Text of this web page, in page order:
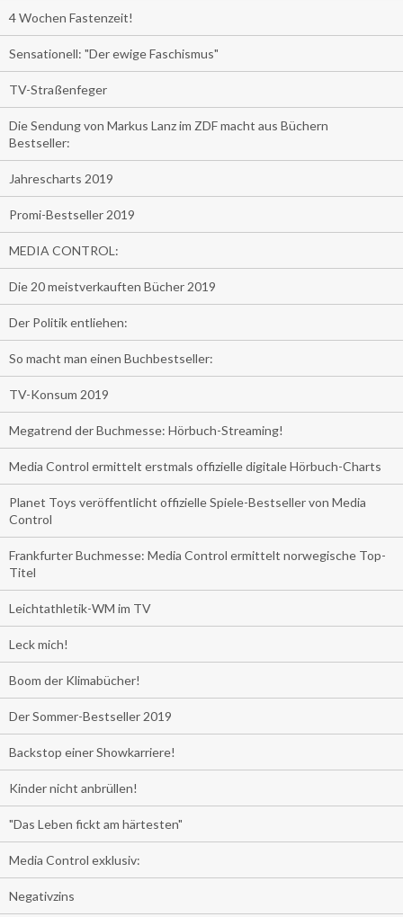
4 Wochen Fastenzeit!
Sensationell: "Der ewige Faschismus"
TV-Straßenfeger
Die Sendung von Markus Lanz im ZDF macht aus Büchern
Bestseller:
Jahrescharts 2019
Promi-Bestseller 2019
MEDIA CONTROL:
Die 20 meistverkauften Bücher 2019
Der Politik entliehen:
So macht man einen Buchbestseller:
TV-Konsum 2019
Megatrend der Buchmesse: Hörbuch-Streaming!
Media Control ermittelt erstmals offizielle digitale Hörbuch-Charts
Planet Toys veröffentlicht offizielle Spiele-Bestseller von Media
Control
Frankfurter Buchmesse: Media Control ermittelt norwegische Top-
Titel
Leichtathletik-WM im TV
Leck mich!
Boom der Klimabücher!
Der Sommer-Bestseller 2019
Backstop einer Showkarriere!
Kinder nicht anbrüllen!
"Das Leben fickt am härtesten"
Media Control exklusiv:
Negativzins